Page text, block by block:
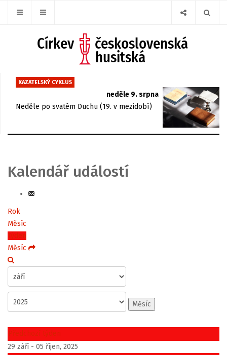
KAZATELSKÝ CYKLUS
neděle 9. srpna
Neděle po svatém Duchu (19. v mezidobí)
Kalendář událostí
Rok
Měsíc
Týden
Měsíc
Měsíc
Předchozí týden
29 září - 05 říjen, 2025